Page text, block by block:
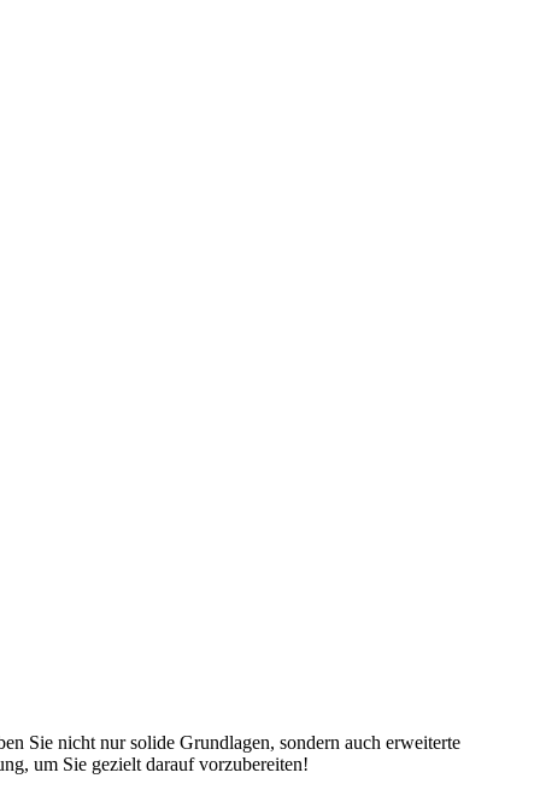
Sie nicht nur solide Grundlagen, sondern auch erweiterte
um Sie gezielt darauf vorzubereiten!